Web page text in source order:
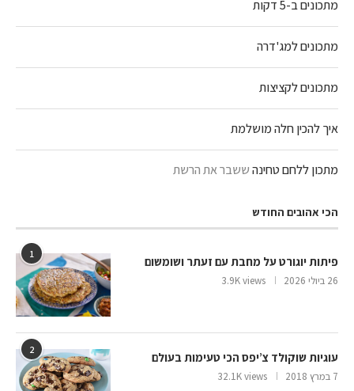
מתכונים ב-5 דקות
מתכונים למג'דרה
מתכונים לקציצות
איך להכין חלה מושלמת
מתכון ללחם טחינהששבר את הרשת
הכי אהובים החודש
1
פיתות יוגורט על מחבת עם זעתר ושומשום
26 ביולי 2026 3.9K views
2
עוגיות שוקולד צ’יפס הכי טעימות בעולם
7 במרץ 2018 32.1K views